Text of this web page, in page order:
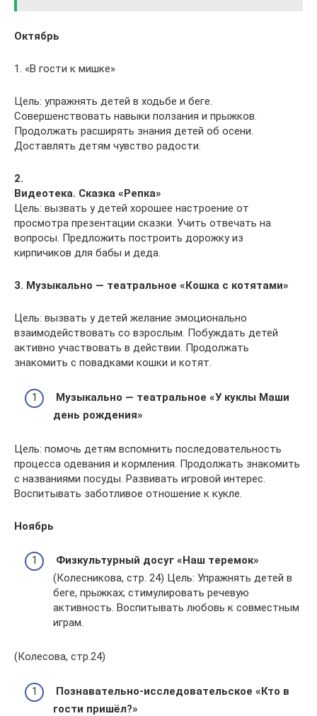
Октябрь
1. «В гости к мишке»
Цель: упражнять детей в ходьбе и беге.
Совершенствовать навыки ползания и прыжков.
Продолжать расширять знания детей об осени.
Доставлять детям чувство радости.
2.
Видеотека. Сказка «Репка»
Цель: вызвать у детей хорошее настроение от
просмотра презентации сказки. Учить отвечать на
вопросы. Предложить построить дорожку из
кирпичиков для бабы и деда.
3. Музыкально — театральное «Кошка с котятами»
Цель: вызвать у детей желание эмоционально
взаимодействовать со взрослым. Побуждать детей
активно участвовать в действии. Продолжать
знакомить с повадками кошки и котят.
Музыкально — театральное «У куклы Маши
день рождения»
Цель: помочь детям вспомнить последовательность
процесса одевания и кормления. Продолжать знакомить
с названиями посуды. Развивать игровой интерес.
Воспитывать заботливое отношение к кукле.
Ноябрь
Физкультурный досуг «Наш теремок»
(Колесникова, стр. 24) Цель: Упражнять детей в
беге, прыжках; стимулировать речевую
активность. Воспитывать любовь к совместным
играм.
(Колесова, стр.24)
Познавательно-исследовательское «Кто в
гости пришёл?»